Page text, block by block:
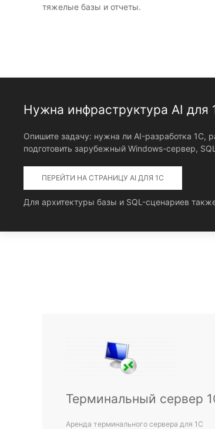
тяжелые базы и отчеты.
Нужна инфраструктура AI для
Опишите задачу: нужна ли AI-разработка 1С,
подготовить зарубежный Windows-сервер,
ПЕРЕЙТИ НА СТРАНИЦУ AI ДЛЯ 1С
Для архитектуры базы и SQL-сценариев
Терминальный сервер
Аренда терминального сервера для 1С